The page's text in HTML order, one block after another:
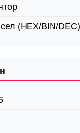
(HEX/BIN/DEC)